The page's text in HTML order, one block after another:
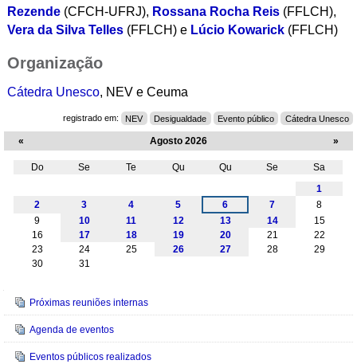
Rezende(CFCH-UFRJ), Rossana Rocha Reis(FFLCH),
Vera da Silva Telles(FFLCH) e Lúcio Kowarick(FFLCH)
Organização
Cátedra Unesco, NEV e Ceuma
registrado em: NEV Desigualdade Evento público Cátedra Unesco
« Agosto 2026 »
Do Se Te Qu Qu Se
Sa
1
2
3 4 5 6 7
8
9
10 11 12 13 14
15
16
17 18 19 20 21
22
23
24 25 26 27 28
29
30
31
Navegação
Próximas reuniões internas
Agenda de eventos
Eventos públicos realizados